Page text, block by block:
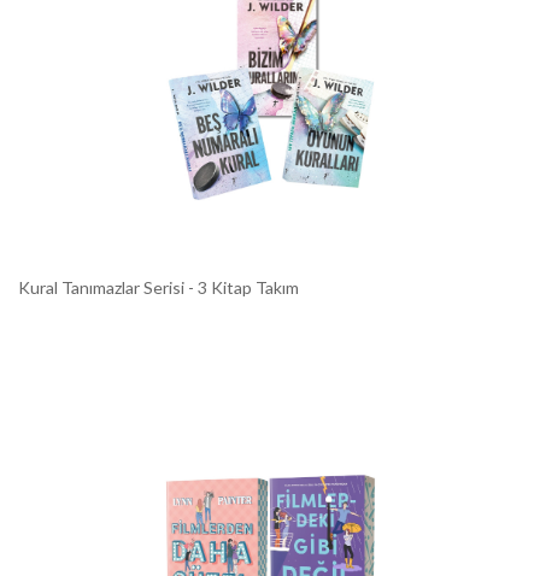
Kural Tanımazlar Serisi - 3 Kitap Takım